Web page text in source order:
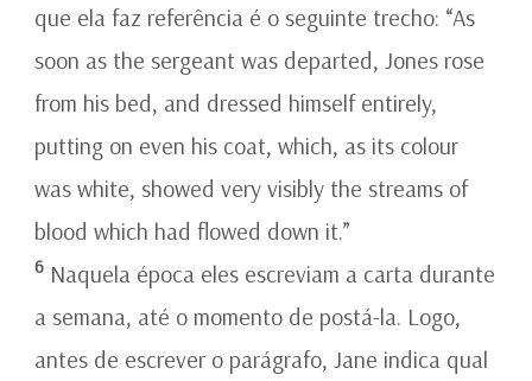
que ela faz referência é o seguinte trecho: “As
soon as the sergeant was departed, Jones rose
from his bed, and dressed himself entirely,
putting on even his coat, which, as its colour
was white, showed very visibly the streams of
blood which had flowed down it.”
6 Naquela época eles escreviam a carta durante
a semana, até o momento de postá-la. Logo,
antes de escrever o parágrafo, Jane indica qual